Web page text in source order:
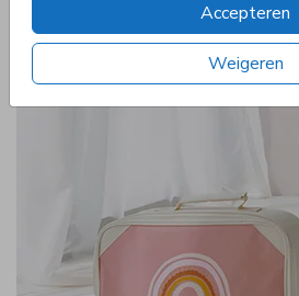
Accepteren
Weigeren